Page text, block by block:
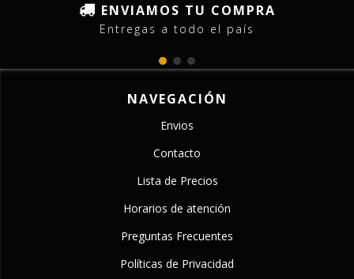
ENVIAMOS TU COMPRA
Entregas a todo el país
NAVEGACIÓN
Envios
Contacto
Lista de Precios
Horarios de atención
Preguntas Frecuentes
Políticas de Privacidad